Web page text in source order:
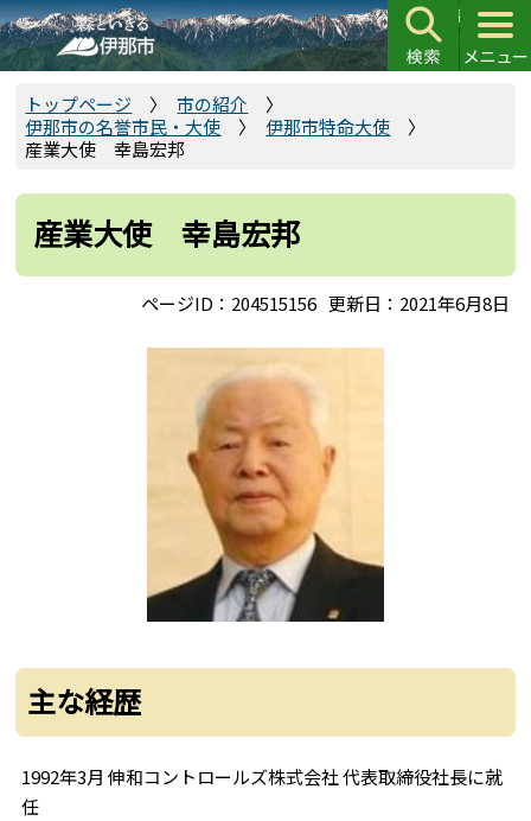
こ
の
ペ
先
トップページ
市の紹介
伊那市の名誉市民・大使
伊那市特命大使
産業大使 幸島宏邦
産業大使 幸島宏邦
ページID：204515156 更新日：2021年6月8日
主な経歴
1992年3月 伸和コントロールズ株式会社 代表取締役社長に就
任